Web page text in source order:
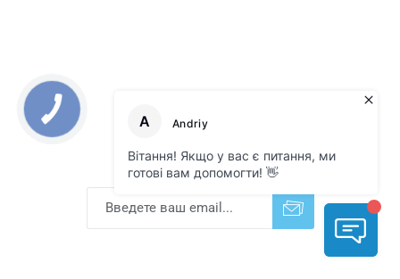
Подписка на новости